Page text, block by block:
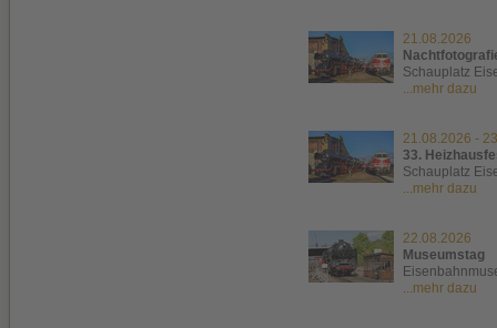
21.08.2026
Schauplatz
...mehr dazu
21.08.2026 -
33.
Schauplatz
...mehr dazu
22.08.2026
Museumstag
...mehr dazu